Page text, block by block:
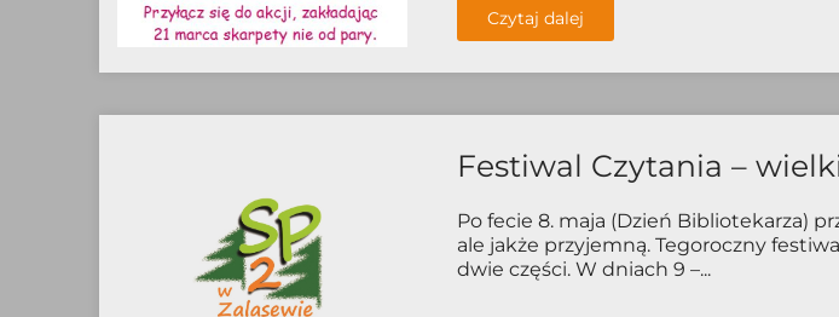
Czytaj dalej
Festiwal Czytania –
Po fecie 8. maja (Dzień Bibliotekarza)
ale jakże przyjemną. Tegoroczny
dwie części. W dniach 9 –...